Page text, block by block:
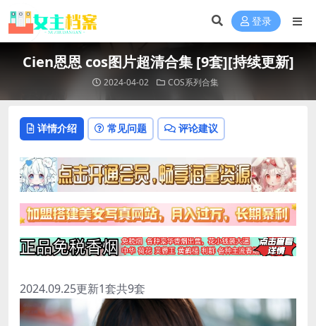
登录
Cien恩恩 cos图片超清合集 [9套][持续更新]
2024-04-02 COS系列合集
详情介绍 常见问题 评论建议
2024.09.25更新1套共9套